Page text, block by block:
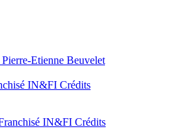
Etienne Beuvelet
IN&FI Crédits
IN&FI Crédits